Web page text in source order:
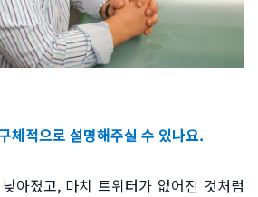
체적으로 설명해주실 수 있나요.
아졌고, 마치 트위터가 없어진 것처럼